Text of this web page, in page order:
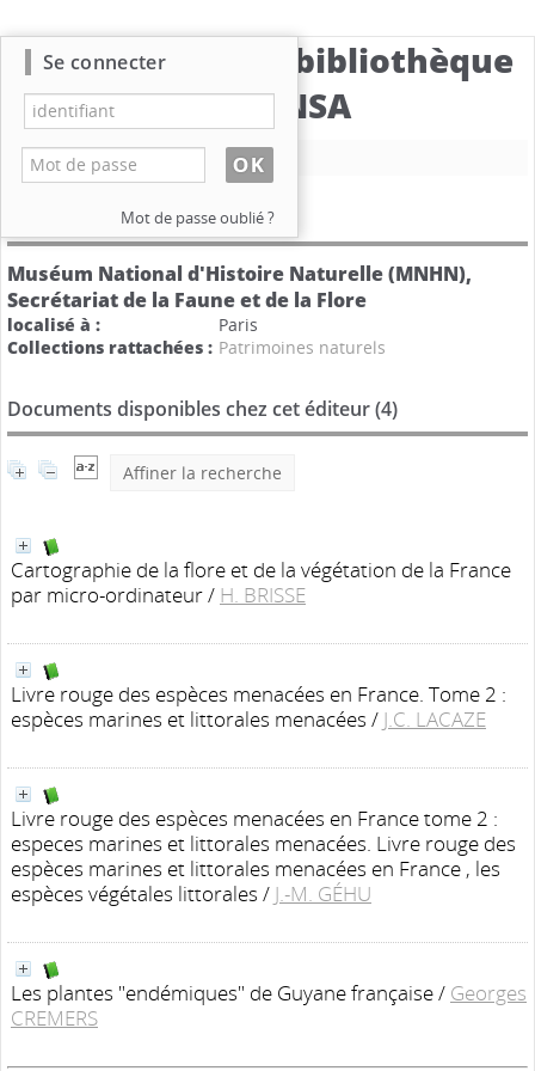
Catalogue de la bibliothèque
du CBNSA
Nouvelle recherche
Détail de l'éditeur
Muséum National d'Histoire Naturelle (MNHN),
Secrétariat de la Faune et de la Flore
localisé à :
Paris
Collections rattachées : Patrimoines naturels
Documents disponibles chez cet éditeur (4)
Affiner la recherche
Cartographie de la flore et de la végétation de la France
par micro-ordinateur/ H. BRISSE
Livre rouge des espèces menacées en France. Tome 2 :
espèces marines et littorales menacées / J.C. LACAZE
Livre rouge des espèces menacées en France tome 2 :
especes marines et littorales menacées. Livre rouge des
espèces marines et littorales menacées en France , les
espèces végétales littorales / J.-M. GÉHU
Les plantes "endémiques" de Guyane française/ Georges
CREMERS
Se connecter
Mot de passe oublié ?